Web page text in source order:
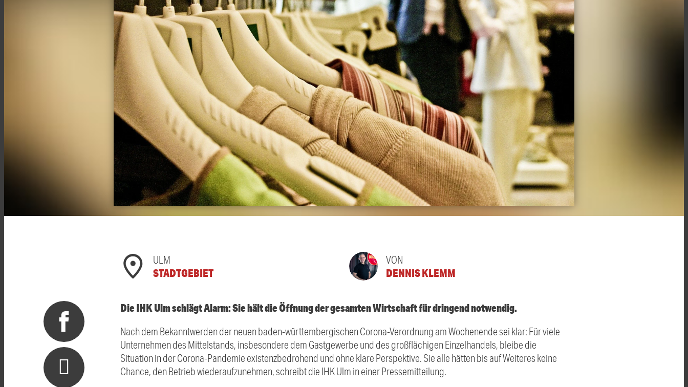
ULM
STADTGEBIET
VON
DENNIS KLEMM
Die IHK Ulm schlägt Alarm: Sie hält die Öffnung der gesamten Wirtschaft für dringend notwendig.
Nach dem Bekanntwerden der neuen baden-württembergischen Corona-Verordnung am Wochenende sei klar: Für viele
Unternehmen des Mittelstands, insbesondere dem Gastgewerbe und des großflächigen Einzelhandels, bleibe die
Situation in der Corona-Pandemie existenzbedrohend und ohne klare Perspektive. Sie alle hätten bis auf Weiteres keine
Chance, den Betrieb wiederaufzunehmen, schreibt die IHK Ulm in einer Pressemitteilung.